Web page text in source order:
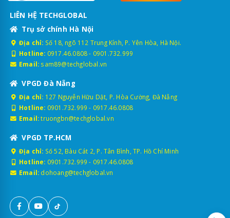
LIÊN HỆ TECHGLOBAL
Trụ sở chính Hà Nội
Địa chỉ: Số 18, ngõ 112 Trung Kính, P. Yên Hòa, Hà Nội.
Hotline: 0917.46.0808- 0901.732.999
Email: sam89@techglobal.vn
VPGD Đà Nẵng
Địa chỉ: 127 Nguyễn Hữu Dật, P. Hòa Cường, Đà Nẵng
Hotline: 0901.732.999 - 0917.46.0808
Email: truongbn@techglobal.vn
VPGD TP.HCM
Địa chỉ: Số 52, Bàu Cát 2, P. Tân Bình, TP. Hồ Chí Minh
Hotline: 0901.732.999 - 0917.46.0808
Email: dohoang@techglobal.vn